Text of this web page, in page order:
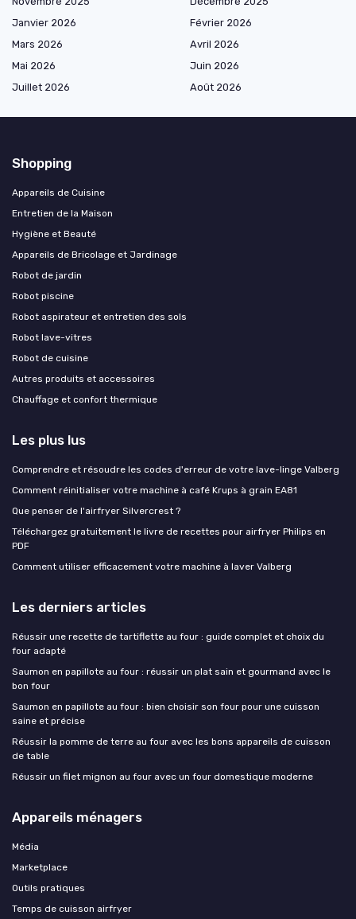
Janvier 2026
Février 2026
Mars 2026
Avril 2026
Mai 2026
Juin 2026
Juillet 2026
Août 2026
Shopping
Appareils de Cuisine
Entretien de la Maison
Hygiène et Beauté
Appareils de Bricolage et Jardinage
Robot de jardin
Robot piscine
Robot aspirateur et entretien des sols
Robot lave-vitres
Robot de cuisine
Autres produits et accessoires
Chauffage et confort thermique
Les plus lus
Comprendre et résoudre les codes d'erreur de votre lave-linge Valberg
Comment réinitialiser votre machine à café Krups à grain EA81
Que penser de l'airfryer Silvercrest ?
Téléchargez gratuitement le livre de recettes pour airfryer Philips en
PDF
Comment utiliser efficacement votre machine à laver Valberg
Les derniers articles
Réussir une recette de tartiflette au four : guide complet et choix du
four adapté
Saumon en papillote au four : réussir un plat sain et gourmand avec le
bon four
Saumon en papillote au four : bien choisir son four pour une cuisson
saine et précise
Réussir la pomme de terre au four avec les bons appareils de cuisson
de table
Réussir un filet mignon au four avec un four domestique moderne
Appareils ménagers
Média
Marketplace
Outils pratiques
Temps de cuisson airfryer